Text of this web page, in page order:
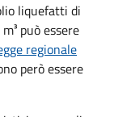
liquefatti di
può essere
regionale
però essere